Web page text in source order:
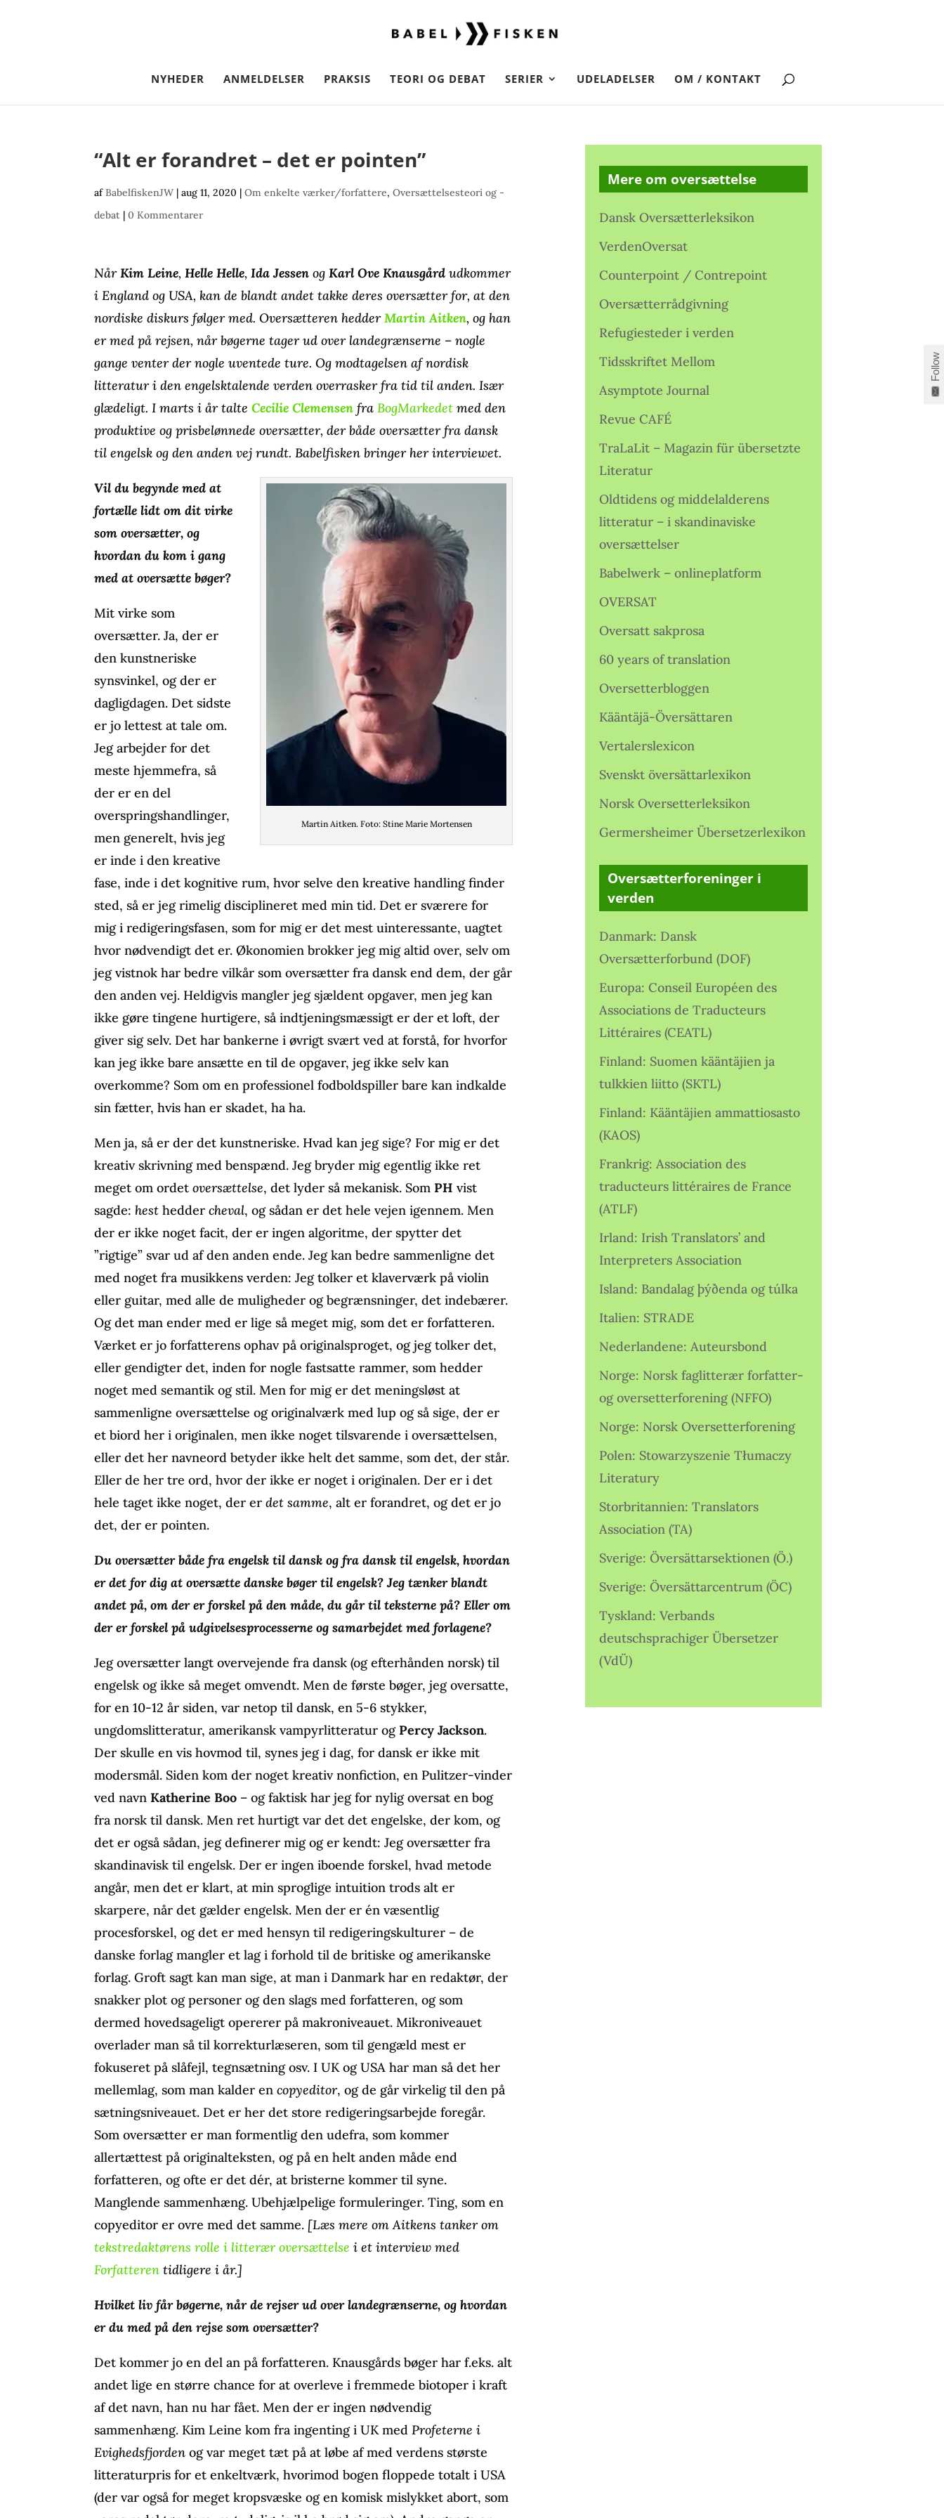
NYHEDER ANMELDELSER PRAKSIS TEORI OG DEBAT SERIER UDELADELSER OM / KONTAKT
“Alt er forandret – det er pointen”
afBabelfiskenJW |aug 11, 2020 |Om enkelte værker/forfattere,Oversættelsesteori og -
debat |0 Kommentarer
NårKim Leine,Helle Helle,Ida Jessen ogKarl Ove Knausgård udkommer
i England og USA, kan de blandt andet takke deres oversætter for, at den
nordiske diskurs følger med. Oversætteren hedderMartin Aitken, og han
er med på rejsen, når bøgerne tager ud over landegrænserne – nogle
gange venter der nogle uventede ture. Og modtagelsen af nordisk
litteratur i den engelsktalende verden overrasker fra tid til anden. Især
glædeligt. I marts i år talteCecilie Clemensen fraBogMarkedet med den
produktive og prisbelønnede oversætter, der både oversætter fra dansk
til engelsk og den anden vej rundt. Babelfisken bringer her interviewet.
Martin Aitken. Foto: Stine Marie Mortensen
Vil du begynde med at
fortælle lidt om dit virke
som oversætter, og
hvordan du kom i gang
med at oversætte bøger?
Mit virke som
oversætter. Ja, der er
den kunstneriske
synsvinkel, og der er
dagligdagen. Det sidste
er jo lettest at tale om.
Jeg arbejder for det
meste hjemmefra, så
der er en del
overspringshandlinger,
men generelt, hvis jeg
er inde i den kreative
fase, inde i det kognitive rum, hvor selve den kreative handling finder
sted, så er jeg rimelig disciplineret med min tid. Det er sværere for
mig i redigeringsfasen, som for mig er det mest uinteressante, uagtet
hvor nødvendigt det er. Økonomien brokker jeg mig altid over, selv om
jeg vistnok har bedre vilkår som oversætter fra dansk end dem, der går
den anden vej. Heldigvis mangler jeg sjældent opgaver, men jeg kan
ikke gøre tingene hurtigere, så indtjeningsmæssigt er der et loft, der
giver sig selv. Det har bankerne i øvrigt svært ved at forstå, for hvorfor
kan jeg ikke bare ansætte en til de opgaver, jeg ikke selv kan
overkomme? Som om en professionel fodboldspiller bare kan indkalde
sin fætter, hvis han er skadet, ha ha.
Men ja, så er der det kunstneriske. Hvad kan jeg sige? For mig er det
kreativ skrivning med benspænd. Jeg bryder mig egentlig ikke ret
meget om ordetoversættelse, det lyder så mekanisk. Som PH vist
sagde:hest heddercheval, og sådan er det hele vejen igennem. Men
der er ikke noget facit, der er ingen algoritme, der spytter det
”rigtige” svar ud af den anden ende. Jeg kan bedre sammenligne det
med noget fra musikkens verden: Jeg tolker et klaverværk på violin
eller guitar, med alle de muligheder og begrænsninger, det indebærer.
Og det man ender med er lige så meget mig, som det er forfatteren.
Værket er jo forfatterens ophav på originalsproget, og jeg tolker det,
eller gendigter det, inden for nogle fastsatte rammer, som hedder
noget med semantik og stil. Men for mig er det meningsløst at
sammenligne oversættelse og originalværk med lup og så sige, der er
et biord her i originalen, men ikke noget tilsvarende i oversættelsen,
eller det her navneord betyder ikke helt det samme, som det, der står.
Eller de her tre ord, hvor der ikke er noget i originalen. Der er i det
hele taget ikke noget, der erdet samme, alt er forandret, og det er jo
det, der er pointen.
Du oversætter både fra engelsk til dansk og fra dansk til engelsk, hvordan
er det for dig at oversætte danske bøger til engelsk? Jeg tænker blandt
andet på, om der er forskel på den måde, du går til teksterne på? Eller om
der er forskel på udgivelsesprocesserne og samarbejdet med forlagene?
Jeg oversætter langt overvejende fra dansk (og efterhånden norsk) til
engelsk og ikke så meget omvendt. Men de første bøger, jeg oversatte,
for en 10-12 år siden, var netop til dansk, en 5-6 stykker,
ungdomslitteratur, amerikansk vampyrlitteratur og Percy Jackson.
Der skulle en vis hovmod til, synes jeg i dag, for dansk er ikke mit
modersmål. Siden kom der noget kreativ nonfiction, en Pulitzer-vinder
ved navn Katherine Boo – og faktisk har jeg for nylig oversat en bog
fra norsk til dansk. Men ret hurtigt var det det engelske, der kom, og
det er også sådan, jeg definerer mig og er kendt: Jeg oversætter fra
skandinavisk til engelsk. Der er ingen iboende forskel, hvad metode
angår, men det er klart, at min sproglige intuition trods alt er
skarpere, når det gælder engelsk. Men der er én væsentlig
procesforskel, og det er med hensyn til redigeringskulturer – de
danske forlag mangler et lag i forhold til de britiske og amerikanske
forlag. Groft sagt kan man sige, at man i Danmark har en redaktør, der
snakker plot og personer og den slags med forfatteren, og som
dermed hovedsageligt opererer på makroniveauet. Mikroniveauet
overlader man så til korrekturlæseren, som til gengæld mest er
fokuseret på slåfejl, tegnsætning osv. I UK og USA har man så det her
mellemlag, som man kalder encopyeditor, og de går virkelig til den på
sætningsniveauet. Det er her det store redigeringsarbejde foregår.
Som oversætter er man formentlig den udefra, som kommer
allertættest på originalteksten, og på en helt anden måde end
forfatteren, og ofte er det dér, at bristerne kommer til syne.
Manglende sammenhæng. Ubehjælpelige formuleringer. Ting, som en
copyeditor er ovre med det samme. [Læs mere om Aitkens tanker om
tekstredaktørens rolle i litterær oversættelse i et interview med
Forfatteren tidligere i år.]
Hvilket liv får bøgerne, når de rejser ud over landegrænserne, og hvordan
er du med på den rejse som oversætter?
Det kommer jo en del an på forfatteren. Knausgårds bøger har f.eks. alt
andet lige en større chance for at overleve i fremmede biotoper i kraft
af det navn, han nu har fået. Men der er ingen nødvendig
sammenhæng. Kim Leine kom fra ingenting i UK medProfeterne i
Evighedsfjorden og var meget tæt på at løbe af med verdens største
litteraturpris for et enkeltværk, hvorimod bogen floppede totalt i USA
(der var også for meget kropsvæske og en komisk mislykket abort, som
Mere om oversættelse
Dansk Oversætterleksikon
VerdenOversat
Counterpoint / Contrepoint
Oversætterrådgivning
Refugiesteder i verden
Tidsskriftet Mellom
Asymptote Journal
Revue CAFÉ
TraLaLit – Magazin für übersetzte
Literatur
Oldtidens og middelalderens
litteratur – i skandinaviske
oversættelser
Babelwerk – onlineplatform
OVERSAT
Oversatt sakprosa
60 years of translation
Oversetterbloggen
Kääntäjä-Översättaren
Vertalerslexicon
Svenskt översättarlexikon
Norsk Oversetterleksikon
Germersheimer Übersetzerlexikon
Oversætterforeninger i
verden
Danmark: Dansk
Oversætterforbund (DOF)
Europa: Conseil Européen des
Associations de Traducteurs
Littéraires (CEATL)
Finland: Suomen kääntäjien ja
tulkkien liitto (SKTL)
Finland: Kääntäjien ammattiosasto
(KAOS)
Frankrig: Association des
traducteurs littéraires de France
(ATLF)
Irland: Irish Translators’ and
Interpreters Association
Island: Bandalag þýðenda og túlka
Italien: STRADE
Nederlandene: Auteursbond
Norge: Norsk faglitterær forfatter-
og oversetterforening (NFFO)
Norge: Norsk Oversetterforening
Polen: Stowarzyszenie Tłumaczy
Literatury
Storbritannien: Translators
Association (TA)
Sverige: Översättarsektionen (Ö.)
Sverige: Översättarcentrum (ÖC)
Tyskland: Verbands
deutschsprachiger Übersetzer
(VdÜ)
Follow